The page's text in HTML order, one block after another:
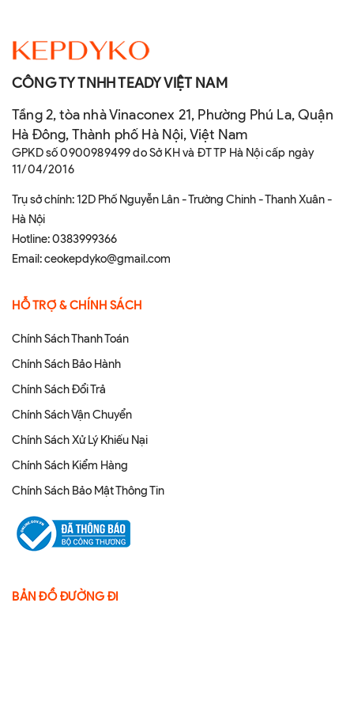
CÔNG TY TNHH TEADY VIỆT NAM
Tầng 2, tòa nhà Vinaconex 21, Phường Phú La, Quận
Hà Đông, Thành phố Hà Nội, Việt Nam
GPKD số 0900989499 do Sở KH và ĐT TP Hà Nội cấp ngày
11/04/2016
Trụ sở chính: 12D Phố Nguyễn Lân - Trường Chinh - Thanh Xuân -
Hà Nội
Hotline:0383999366
Email:ceokepdyko@gmail.com
HỖ TRỢ & CHÍNH SÁCH
Chính Sách Thanh Toán
Chính Sách Bảo Hành
Chính Sách Đổi Trả
Chính Sách Vận Chuyển
Chính Sách Xử Lý Khiếu Nại
Chính Sách Kiểm Hàng
Chính Sách Bảo Mật Thông Tin
BẢN ĐỒ ĐƯỜNG ĐI